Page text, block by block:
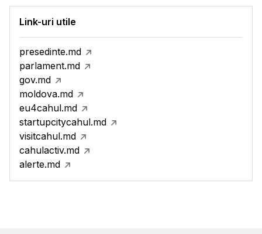
Link-uri utile
presedinte.md
parlament.md
gov.md
moldova.md
eu4cahul.md
startupcitycahul.md
visitcahul.md
cahulactiv.md
alerte.md